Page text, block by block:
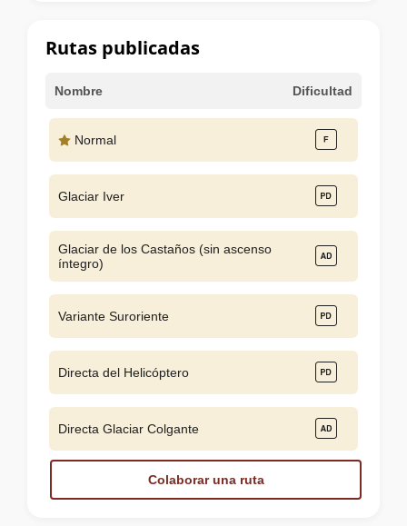
cumbre
Rutas publicadas
Nombre Dificultad
Normal
Glaciar Iver
Glaciar de los Castaños (sin ascenso
íntegro)
Variante Suroriente
Directa del Helicóptero
Directa Glaciar Colgante
Colaborar una ruta